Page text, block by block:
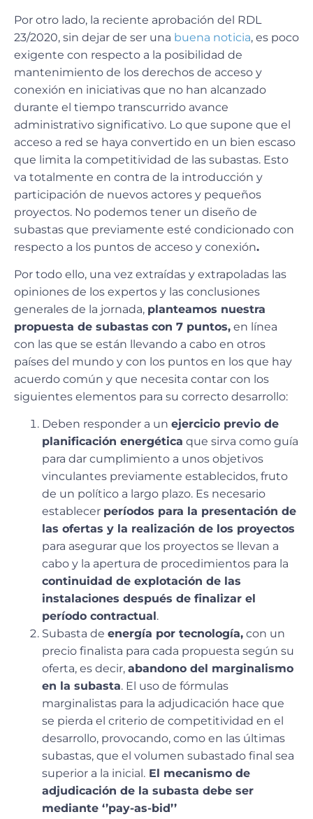
Por otro lado, la reciente aprobación del RDL
23/2020, sin dejar de ser una buena noticia, es poco
exigente con respecto a la posibilidad de
mantenimiento de los derechos de acceso y
conexión en iniciativas que no han alcanzado
durante el tiempo transcurrido avance
administrativo significativo. Lo que supone que el
acceso a red se haya convertido en un bien escaso
que limita la competitividad de las subastas. Esto
va totalmente en contra de la introducción y
participación de nuevos actores y pequeños
proyectos. No podemos tener un diseño de
subastas que previamente esté condicionado con
respecto a los puntos de acceso y conexión.
Por todo ello, una vez extraídas y extrapoladas las
opiniones de los expertos y las conclusiones
generales de la jornada, planteamos nuestra
propuesta de subastas con 7 puntos, en línea
con las que se están llevando a cabo en otros
países del mundo y con los puntos en los que hay
acuerdo común y que necesita contar con los
siguientes elementos para su correcto desarrollo:
Deben responder a un ejercicio previo de
planificación energética que sirva como guía
para dar cumplimiento a unos objetivos
vinculantes previamente establecidos, fruto
de un político a largo plazo. Es necesario
establecer períodos para la presentación de
las ofertas y la realización de los proyectos
para asegurar que los proyectos se llevan a
cabo y la apertura de procedimientos para la
continuidad de explotación de las
instalaciones después de finalizar el
período contractual .
Subasta de energía por tecnología, con un
precio finalista para cada propuesta según su
oferta, es decir, abandono del marginalismo
en la subasta. El uso de fórmulas
marginalistas para la adjudicación hace que
se pierda el criterio de competitividad en el
desarrollo, provocando, como en las últimas
subastas, que el volumen subastado final sea
superior a la inicial. El mecanismo de
adjudicación de la subasta debe ser
mediante ‘’pay-as-bid’’